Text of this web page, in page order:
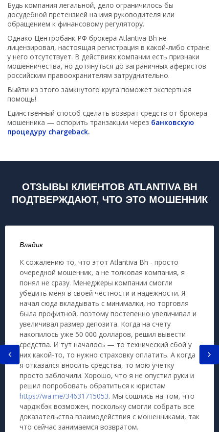
Будь компания легальной, дело ограничилось бы
досудебной претензией на имя руководителя или
обращением к финансовому регулятору.
Однако Центробанк РФ брокера Atlantiva Bh не
лицензировал, настоящая регистрация в какой-либо стране
у него отсутствует. В действиях компании есть признаки
мошенничества, но дотянуться до заграничных аферистов
российским правоохранителям затруднительно.
Выйти из этого замкнутого круга поможет экспертная
помощь!
Единственный способ сделать возврат средств от брокера-
мошенника — оспорить транзакции через банковскую
процедуру chargeback.
ОТЗЫВЫ КЛИЕНТОВ ATLANTIVA BH
ПОДТВЕРЖДАЮТ, ЧТО ЭТО МОШЕННИК
Владик
К сожалению то, что этот Atlantiva Bh - просто
очередной мошенник, а не толковая компания, я
понял не сразу. Менеджеры компании смогли
убедить меня в своей честности и надежности. Я
начал сюда вкладывать с минималки, но торговля
была профитной, поэтому постепенно увеличивал и
увеличивал размер депозита. Когда на счету
накопилось уже 50 000 долларов, решил вывести
средства. И тут началось — то технический сбой у
них какой-то, то нужно страховку оплатить. А когда
я отказался вносить средства, то мою учетку
просто заблочили. Хорошо, что я не опустил руки и
решил попробовать обратиться к юристам
https://wa.me/34631715053. Мы сошлись на том, что
чарджбэк возможен, поскольку смогли собрать все
доказательства взаимодействия с мошенниками, так
что сейчас занимаемся возвратом.